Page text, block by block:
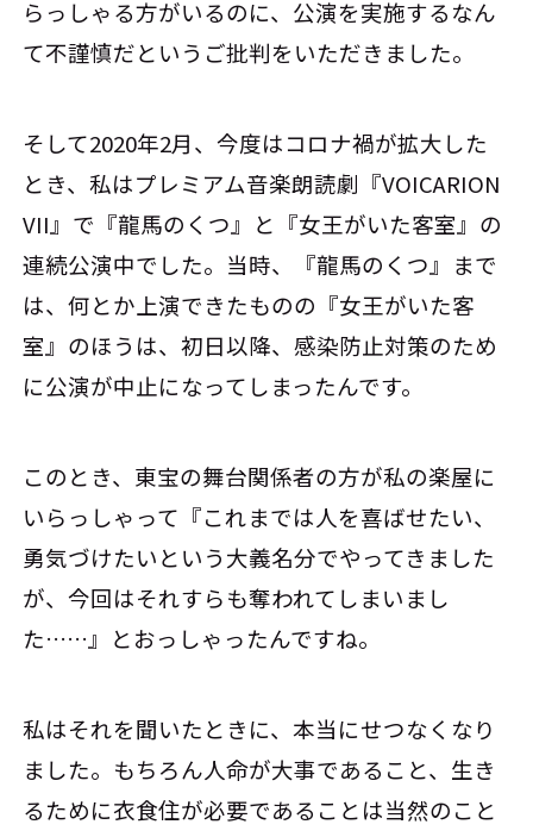
らっしゃる方がいるのに、公演を実施するなん
て不謹慎だというご批判をいただきました。
そして2020年2月、今度はコロナ禍が拡大した
とき、私はプレミアム音楽朗読劇『VOICARION
VII』で『龍馬のくつ』と『女王がいた客室』の
連続公演中でした。当時、『龍馬のくつ』まで
は、何とか上演できたものの『女王がいた客
室』のほうは、初日以降、感染防止対策のため
に公演が中止になってしまったんです。
このとき、東宝の舞台関係者の方が私の楽屋に
いらっしゃって『これまでは人を喜ばせたい、
勇気づけたいという大義名分でやってきました
が、今回はそれすらも奪われてしまいまし
た……』とおっしゃったんですね。
私はそれを聞いたときに、本当にせつなくなり
ました。もちろん人命が大事であること、生き
るために衣食住が必要であることは当然のこと